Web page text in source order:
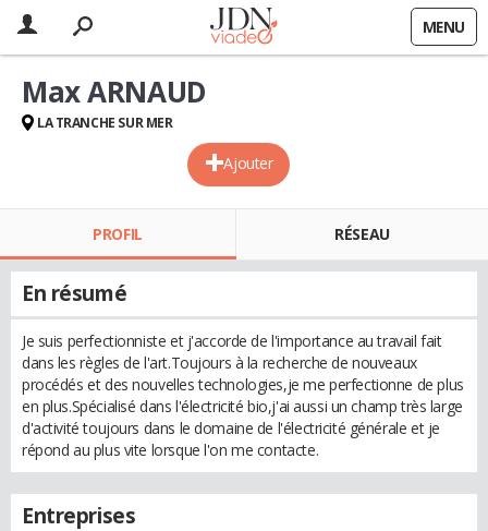
MENU
Ajouter
Max ARNAUD
LA TRANCHE SUR MER
PROFIL RÉSEAU
En résumé
Je suis perfectionniste et j'accorde de l'importance au travail fait
dans les règles de l'art.Toujours à la recherche de nouveaux
procédés et des nouvelles technologies,je me perfectionne de plus
en plus.Spécialisé dans l'électricité bio,j'ai aussi un champ très large
d'activité toujours dans le domaine de l'électricité générale et je
répond au plus vite lorsque l'on me contacte.
Entreprises